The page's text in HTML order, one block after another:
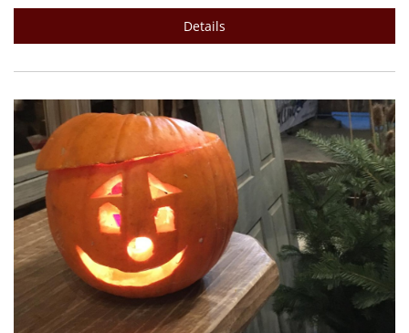
Details